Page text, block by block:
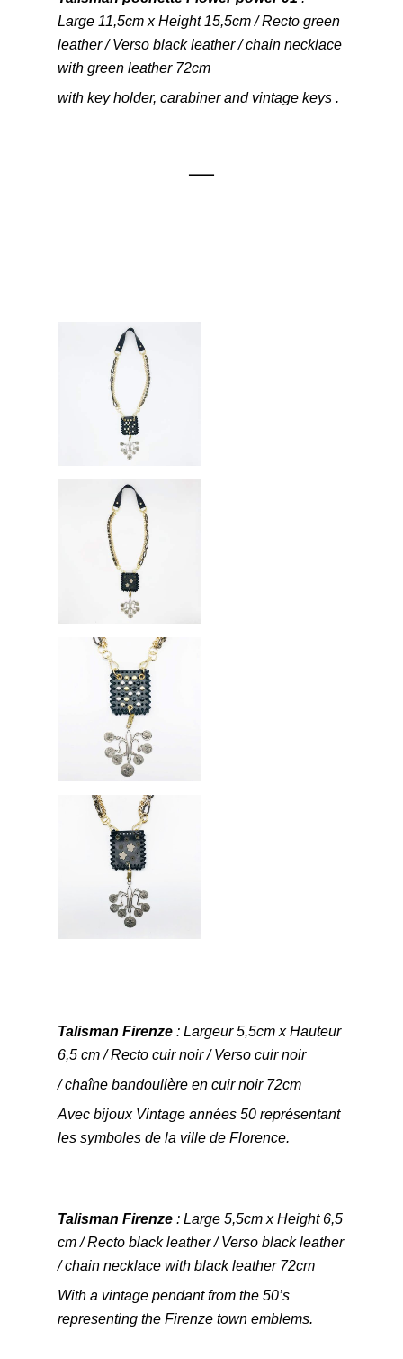
Large 11,5cm x Height 15,5cm / Recto green
leather / Verso black leather / chain necklace
with green leather 72cm
with key holder, carabiner and vintage keys .
Talisman Firenze : Largeur 5,5cm x Hauteur
6,5 cm / Recto cuir noir / Verso cuir noir
/ chaîne bandoulière en cuir noir 72cm
Avec bijoux Vintage années 50 représentant
les symboles de la ville de Florence.
Talisman Firenze : Large 5,5cm x Height 6,5
cm / Recto black leather / Verso black leather
/ chain necklace with black leather 72cm
With a vintage pendant from the 50’s
representing the Firenze town emblems.